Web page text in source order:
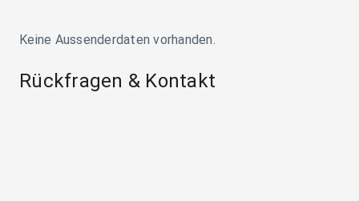
Keine Aussenderdaten vorhanden.
Rückfragen & Kontakt